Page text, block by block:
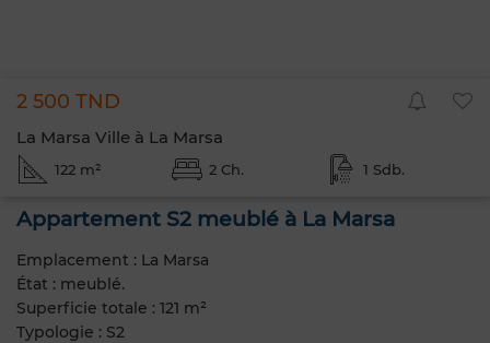
2 500 TND
La Marsa Ville à La Marsa
122 m² 2 Ch. 1 Sdb.
Appartement S2 meublé à La Marsa
Emplacement : La Marsa
État : meublé.
Superficie totale : 121 m²
Typologie : S2